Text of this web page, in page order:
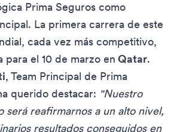
Prima Seguros como
La primera carrera de este
cada vez más competitivo,
para el 10 de marzo en Qatar.
, Team Principal de Prima
querido destacar: "Nuestro
será reafirmarnos a un alto nivel,
resultados conseguidos en